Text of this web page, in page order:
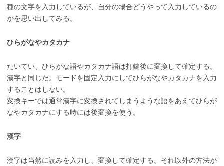
種の文字を入力しているが、自分の場合どうやって入力しているの
かを思い出してみる。
ひらがなやカタカナ
たいてい、ひらがな語やカタカナ語は打鍵後に変換して確定する。
漢字と同じだ。モードを固定入力にしてひらがなやカタカナを入力
することはしない。
変換キーでは通常漢字に変換されてしまうような語をあえてひらが
なやカタカナにする時には後変換を使う。
漢字
漢字は当然に読みを入力し、変換して確定する。それ以外の方法が